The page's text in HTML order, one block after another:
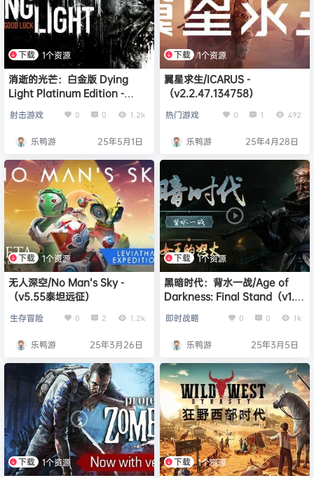
下载 1个资源
消逝的光芒：白金版 Dying
Light Platinum Edition -
射击游戏 0 0 1.2k
乐鸭游 25年5月1日
下载 1个资源
翼星求生/ICARUS -
（v2.2.47.134758）
热门游戏 0 1 492
乐鸭游 25年4月28日
下载 1个资源
无人深空/No Man’s Sky -
（v5.55泰坦远征）
生存冒险 0 2 1.2k
乐鸭游 25年3月26日
下载 1个资源
黑暗时代：背水一战/Age of
Darkness: Final Stand（v1.0
即时战略 0 0 1k
乐鸭游 25年3月5日
下载 1个资源 下载 1个资源